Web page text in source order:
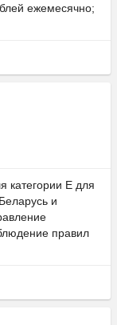
ежемесячно;
категории Е для
и
правил